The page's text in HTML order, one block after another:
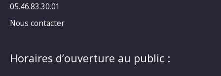
05.46.83.30.01
Nous contacter
Horaires d’ouverture au public :